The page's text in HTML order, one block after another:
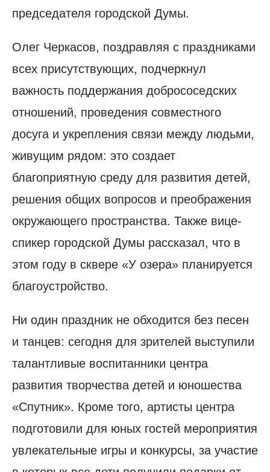
председателя городской Думы.
Олег Черкасов, поздравляя с праздниками
всех присутствующих, подчеркнул
важность поддержания добрососедских
отношений, проведения совместного
досуга и укрепления связи между людьми,
живущим рядом: это создает
благоприятную среду для развития детей,
решения общих вопросов и преображения
окружающего пространства. Также вице-
спикер городской Думы рассказал, что в
этом году в сквере «У озера» планируется
благоустройство.
Ни один праздник не обходится без песен
и танцев: сегодня для зрителей выступили
талантливые воспитанники центра
развития творчества детей и юношества
«Спутник». Кроме того, артисты центра
подготовили для юных гостей мероприятия
увлекательные игры и конкурсы, за участие